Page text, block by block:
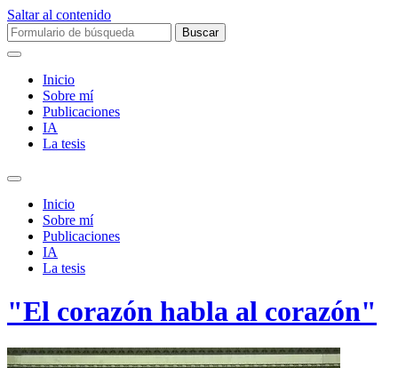
Saltar al contenido
Buscar:
Inicio
Sobre mí­
Publicaciones
IA
La tesis
Alternar
campo
búsqueda
Inicio
Sobre mí­
Publicaciones
IA
La tesis
"El corazón habla al corazón"